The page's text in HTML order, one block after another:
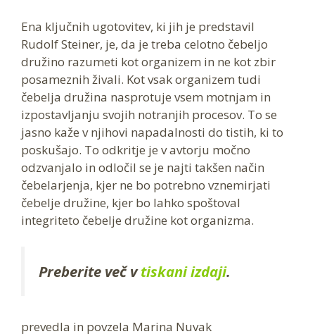
Ena ključnih ugotovitev, ki jih je predstavil
Rudolf Steiner, je, da je treba celotno čebeljo
družino razumeti kot organizem in ne kot zbir
posameznih živali. Kot vsak organizem tudi
čebelja družina nasprotuje vsem motnjam in
izpostavljanju svojih notranjih procesov. To se
jasno kaže v njihovi napadalnosti do tistih, ki to
poskušajo. To odkritje je v avtorju močno
odzvanjalo in odločil se je najti takšen način
čebelarjenja, kjer ne bo potrebno vznemirjati
čebelje družine, kjer bo lahko spoštoval
integriteto čebelje družine kot organizma.
Preberite več vtiskani izdaji.
prevedla in povzela Marina Nuvak